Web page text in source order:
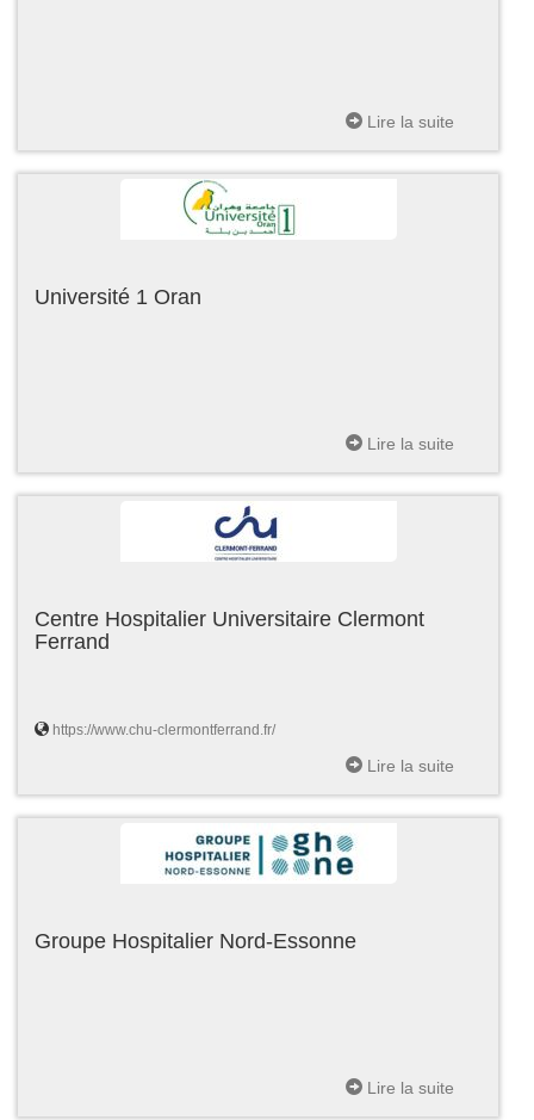
Lire la suite
Université 1 Oran
Lire la suite
Centre Hospitalier Universitaire Clermont
Ferrand
https://www.chu-clermontferrand.fr/
Lire la suite
Groupe Hospitalier Nord-Essonne
Lire la suite